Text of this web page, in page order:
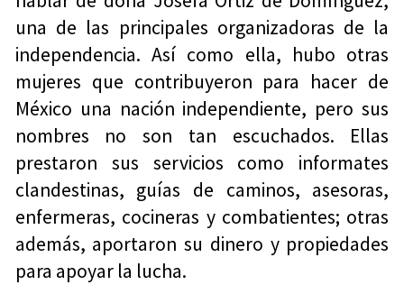
una de las principales organizadoras de la
independencia. Así como ella, hubo otras
mujeres que contribuyeron para hacer de
México una nación independiente, pero sus
nombres no son tan escuchados. Ellas
prestaron sus servicios como informates
clandestinas, guías de caminos, asesoras,
enfermeras, cocineras y combatientes; otras
además, aportaron su dinero y propiedades
para apoyar la lucha.